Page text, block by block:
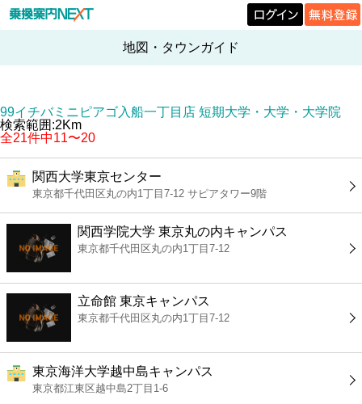
地図・タウンガイド
99イチバミニピアゴ入船一丁目店 短期大学・大学・大学院
検索範囲:2Km
全21件中11〜20
関西大学東京センター
東京都千代田区丸の内1丁目7-12 サピアタワー9階
関西学院大学 東京丸の内キャンパス
東京都千代田区丸の内1丁目7-12
立命館 東京キャンパス
東京都千代田区丸の内1丁目7-12
東京海洋大学越中島キャンパス
東京都江東区越中島2丁目1-6